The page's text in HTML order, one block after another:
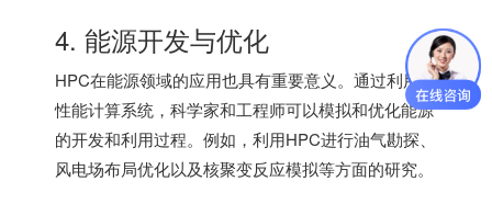
4. 能源开发与优化
HPC在能源领域的应用也具有重要意义。通过利用高
性能计算系统，科学家和工程师可以模拟和优化能源
的开发和利用过程。例如，利用HPC进行油气勘探、
风电场布局优化以及核聚变反应模拟等方面的研究。